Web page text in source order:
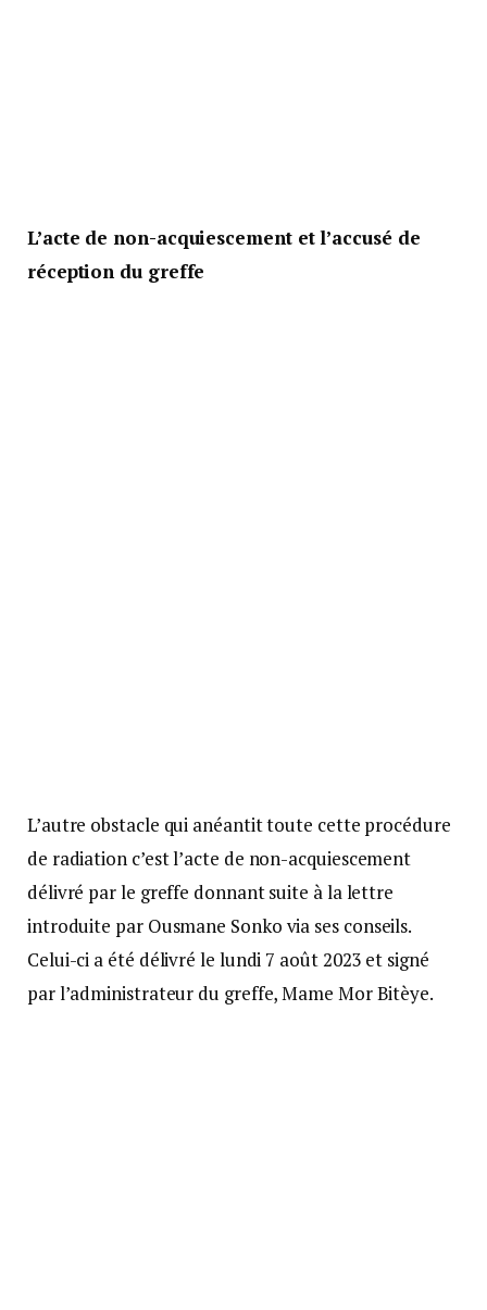
L’acte de non-acquiescement et l’accusé de
réception du greffe
L’autre obstacle qui anéantit toute cette procédure
de radiation c’est l’acte de non-acquiescement
délivré par le greffe donnant suite à la lettre
introduite par Ousmane Sonko via ses conseils.
Celui-ci a été délivré le lundi 7 août 2023 et signé
par l’administrateur du greffe, Mame Mor Bitèye.